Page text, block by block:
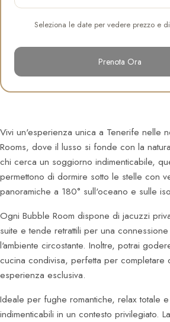
Vivi un'esperienza unica a Tenerife nelle
Rooms, dove il lusso si fonde con la
chi cerca un soggiorno indimenticabile,
permettono di dormire sotto le stelle con
panoramiche a 180° sull'oceano e sulle
Ogni Bubble Room dispone di jacuzzi
suite e tende retrattili per una
l'ambiente circostante. Inoltre, potrai
cucina condivisa, perfetta per completare
esperienza esclusiva.
Ideale per fughe romantiche, relax totale e
indimenticabili in un contesto privilegiato.
Seleziona le date per vedere prezzo e
Prenota Ora